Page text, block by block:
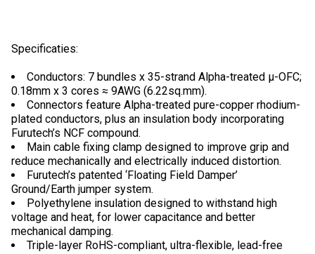
Specificaties:
Conductors: 7 bundles x 35-strand Alpha-treated μ-OFC;
0.18mm x 3 cores ≈ 9AWG (6.22sq.mm).
Connectors feature Alpha-treated pure-copper rhodium-
plated conductors, plus an insulation body incorporating
Furutech’s NCF compound.
Main cable fixing clamp designed to improve grip and
reduce mechanically and electrically induced distortion.
Furutech’s patented ‘Floating Field Damper’
Ground/Earth jumper system.
Polyethylene insulation designed to withstand high
voltage and heat, for lower capacitance and better
mechanical damping.
Triple-layer RoHS-compliant, ultra-flexible, lead-free